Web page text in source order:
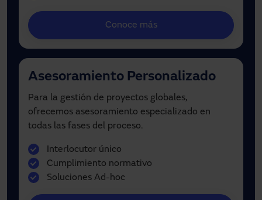
Conoce más
Asesoramiento Personalizado
Para la gestión de proyectos globales,
ofrecemos asesoramiento especializado en
todas las fases del proceso.
Interlocutor único
Cumplimiento normativo
Soluciones Ad-hoc